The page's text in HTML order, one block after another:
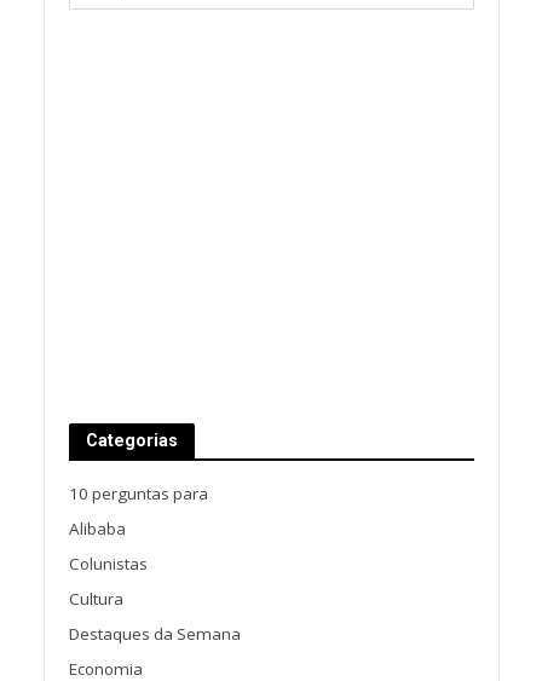
Categorias
10 perguntas para
Alibaba
Colunistas
Cultura
Destaques da Semana
Economia